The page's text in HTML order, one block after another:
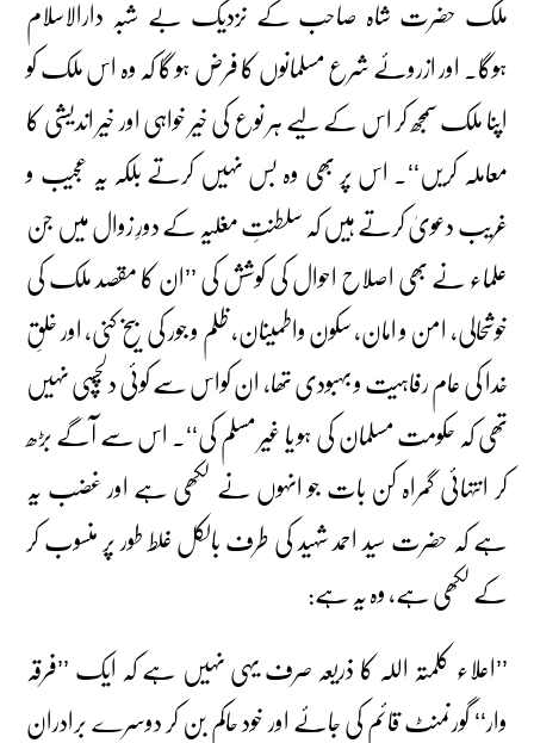
ملک حضرت شاہ صاحب کے نزدیک بے شبہ دارالاسلام
ہوگا۔ اور ازروئے شرع مسلمانوں کا فرض ہو گا کہ وہ اس ملک کو
اپنا ملک سمجھ کر اس کے لیے ہر نوع کی خیر خواہی اور خیر اندیشی کا
معاملہ کریں‘‘۔ اس پر بھی وہ بس نہیں کرتے بلکہ یہ عجیب و
غریب دعویٰ کرتے ہیں کہ سلطنتِ مغلیہ کے دورِ زوال میں جن
علماء نے بھی اصلاح احوال کی کوشش کی ’’ان کا مقصد ملک کی
خوشحالی، امن و امان، سکون واطمینان، ظلم و جور کی بیخ کنی، اور خلقِ
خدا کی عام رفاہیت و بہبودی تھا، ان کواس سے کوئی دلچسپی نہیں
تھی کہ حکومت مسلمان کی ہو یا غیر مسلم کی‘‘۔ اس سے آگے بڑھ
کر انتہائی گمراہ کن بات جو انہوں نے لکھی ہے اور غضب یہ
ہے کہ حضرت سید احمد شہید کی طرف بالکل غلط طور پر منسوب کر
کے لکھی ہے، وہ یہ ہے:
’’اعلاء کلمتہ اللہ کا ذریعہ صرف یہی نہیں ہے کہ ایک ’’فرقہ
وار‘‘ گورنمنٹ قائم کی جائے اور خود حاکم بن کر دوسرے برادران